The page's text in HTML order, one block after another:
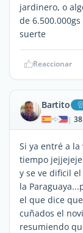
jardinero, o
de
suerte
Reaccionar
Bartito
|
Si ya entré a
tiempo
y se ve dificil
la
el que dice
cuñados el
resumiendo